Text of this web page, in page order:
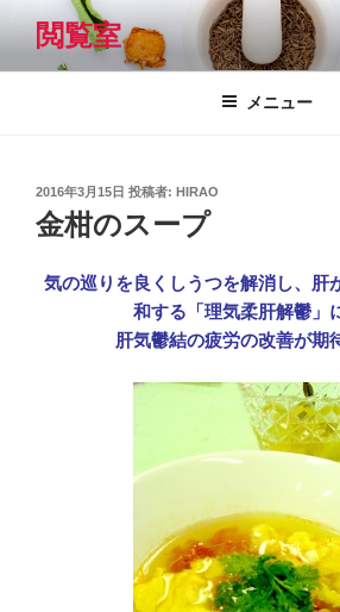
テ
閲覧室
メニュー
投
稿
日:
2016年3月15日 投稿者: HIRAO
金柑のスープ
気の巡りを良くしうつを解消し、肝
和する「理気柔肝解鬱」
肝気鬱結の疲労の改善が期